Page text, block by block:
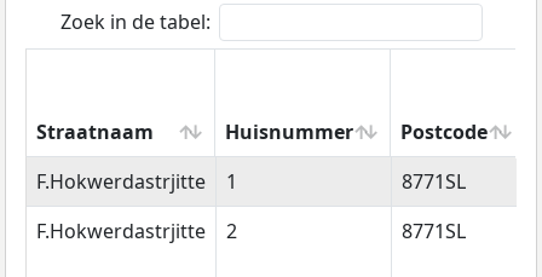
Zoek in de tabel:
Straatnaam Huisnummer Postcode
Straatnaam
Huisnummer Postcode
F.Hokwerdastrjitte 1 8771SL
F.Hokwerdastrjitte
2 8771SL